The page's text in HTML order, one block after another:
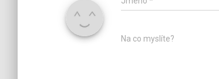
Na co myslíte?